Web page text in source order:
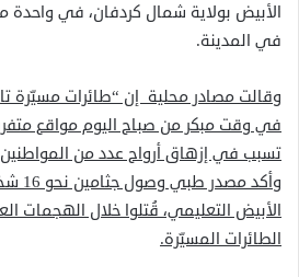
الأبيض بولاية شمال كردفان، في واحدة
في المدينة.
وقالت مصادر محلية إن “طائرات مسيّرة
في وقت مبكر من صباح اليوم مواقع
تسبب في إزهاق أرواح عدد من
وأكد
الأبيض التعليمي، قُتلوا خلال الهجمات
الطائرات المسيّرة.